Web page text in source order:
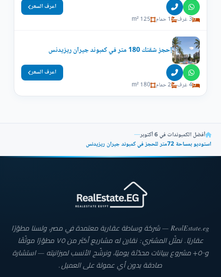
3 غرف 1 حمام 125 m²
اعرف السعر
إحجز شقتك 180 متر في كمبوند جيران ريزيدنس
4 غرف 2 حمام 180 m²
اعرف السعر
أفضل الكمبوندات في 6 أكتوبر
—
استوديو بمساحة 72متر للحجز في كمبوند جيران ريزيدنس
RealEstate.eg — شركة وساطة عقارية معتمدة في مصر، ولسنا مطوّرًا
عقاريًا. نمثّل المشتري: نقارن له مشاريع أكثر من ٧٥ مطوّرًا موثّقًا
و٥٠٠+ مشروع ببيانات محدّثة يوميًا، ونرشّح الأنسب لميزانيته — استشارة
صادقة بدون أي عمولة على العميل.